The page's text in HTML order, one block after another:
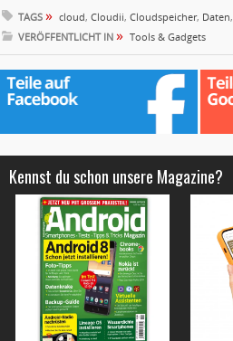
TAGS » cloud, Cloudii, Cloudspeicher, Daten,
VERÖFFENTLICHT IN » Tools & Gadgets
Kennst du schon unsere Magazine?